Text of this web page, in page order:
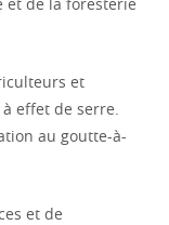
et de la foresterie
et
effet de serre.
au goutte-à-
et de